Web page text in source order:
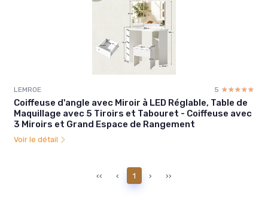
LEMROE 5 ☆☆☆☆☆
★★★★★
Coiffeuse d'angle avec Miroir à LED Réglable, Table de
Maquillage avec 5 Tiroirs et Tabouret - Coiffeuse avec
3 Miroirs et Grand Espace de Rangement
Voir le détail
‹‹ ‹ 1 › ››